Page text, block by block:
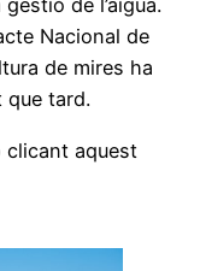
de l’aigua.
Nacional de
de mires ha
que tard.
clicant aquest